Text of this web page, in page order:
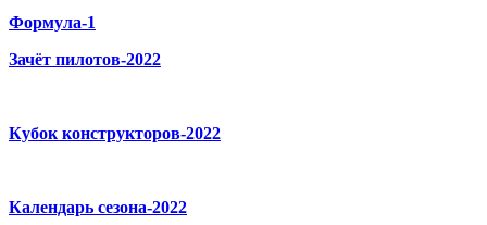
Формула-1
Зачёт пилотов-2022
Кубок конструкторов-2022
Календарь сезона-2022